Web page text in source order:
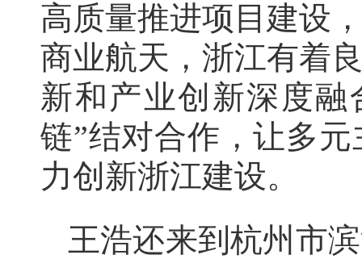
高质量推进项目建设
商业航天，浙江有着
新和产业创新深度
链”结对合作，让多
力创新浙江建设。
王浩还来到杭州市